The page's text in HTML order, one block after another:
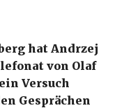
hat Andrzej
von Olaf
Versuch
Gesprächen